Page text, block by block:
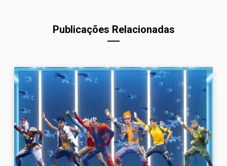
Publicações Relacionadas